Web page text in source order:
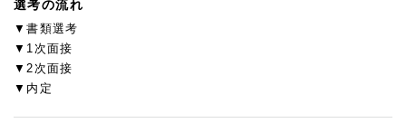
選考の流れ
▼書類選考
▼1次面接
▼2次面接
▼内定